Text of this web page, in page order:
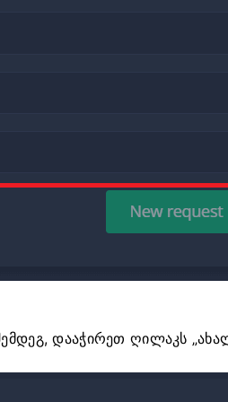
დააჭირეთ ღილაკს